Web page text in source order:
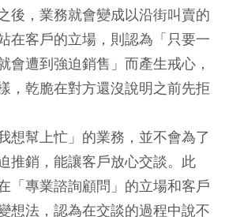
後，業務就會變成以沿街叫賣的
在客戶的立場，則認為「只要一
會遭到強迫銷售」而產生戒心，
，乾脆在對方還沒說明之前先拒
想幫上忙」的業務，並不會為了
推銷，能讓客戶放心交談。此
「專業諮詢顧問」的立場和客戶
想法，認為在交談的過程中說不